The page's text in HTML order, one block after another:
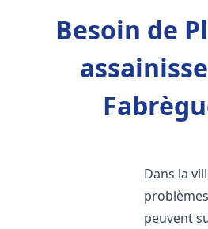
Besoin de
Dans la
peuvent